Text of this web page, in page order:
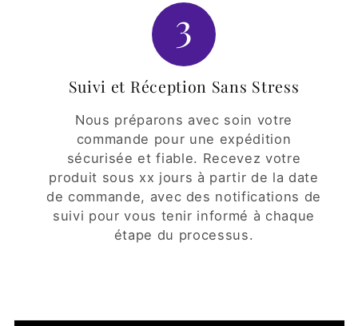
3
Suivi et Réception Sans Stress
Nous préparons avec soin votre
commande pour une expédition
sécurisée et fiable. Recevez votre
produit sous xx jours à partir de la date
de commande, avec des notifications de
suivi pour vous tenir informé à chaque
étape du processus.